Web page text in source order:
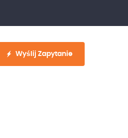
530 886 214
Wyślij Zapytanie